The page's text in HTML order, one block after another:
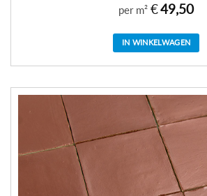
per m² €49,50
IN WINKELWAGEN